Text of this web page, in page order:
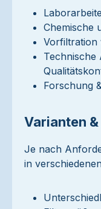
Chemische
Vorfiltration
Technische
Forschung
Varianten
Je nach
in